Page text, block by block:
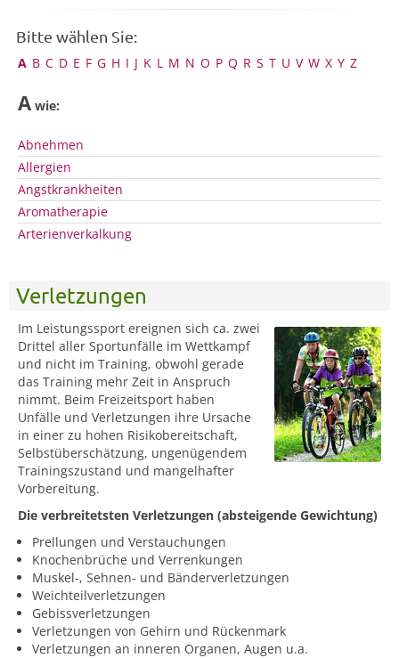
Bitte wählen Sie:
A B C D E F G H I J K L M N O P Q R S T U V W X Y Z
A wie:
Abnehmen
Allergien
Angstkrankheiten
Aromatherapie
Arterienverkalkung
Verletzungen
Im Leistungssport ereignen sich ca. zwei
Drittel aller Sportunfälle im Wettkampf
und nicht im Training, obwohl gerade
das Training mehr Zeit in Anspruch
nimmt. Beim Freizeitsport haben
Unfälle und Verletzungen ihre Ursache
in einer zu hohen Risikobereitschaft,
Selbstüberschätzung, ungenügendem
Trainingszustand und mangelhafter
Vorbereitung.
Die verbreitetsten Verletzungen (absteigende Gewichtung)
Prellungen und Verstauchungen
Knochenbrüche und Verrenkungen
Muskel-, Sehnen- und Bänderverletzungen
Weichteilverletzungen
Gebissverletzungen
Verletzungen von Gehirn und Rückenmark
Verletzungen an inneren Organen, Augen u.a.